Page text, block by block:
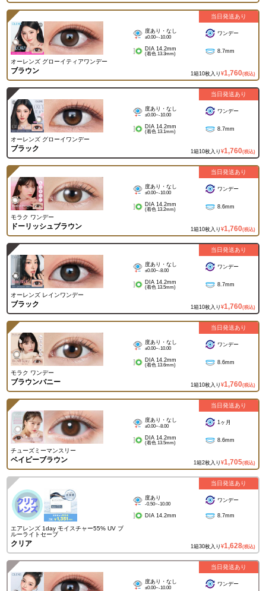
オーレンズ グローイティアワンデー
ブラウン
度あり・なし
±0.00~-10.00
ワンデー
DIA 14.2mm
(着色 13.3mm) 8.7mm
1箱10枚入り ¥1,760(税込)
当日発送あり
オーレンズ グローイワンデー
ブラック
度あり・なし
±0.00~-10.00
ワンデー
DIA 14.2mm
(着色 13.1mm) 8.7mm
1箱10枚入り ¥1,760(税込)
当日発送あり
モラク ワンデー
ドーリッシュブラウン
度あり・なし
±0.00~-10.00
ワンデー
DIA 14.2mm
(着色 13.2mm) 8.6mm
1箱10枚入り ¥1,760(税込)
当日発送あり
オーレンズ レインワンデー
ブラック
度あり・なし
±0.00~-8.00
ワンデー
DIA 14.2mm
(着色 13.5mm) 8.7mm
1箱10枚入り ¥1,760(税込)
当日発送あり
モラク ワンデー
ブラウンバニー
度あり・なし
±0.00~-10.00
ワンデー
DIA 14.2mm
(着色 13.6mm) 8.6mm
1箱10枚入り ¥1,760(税込)
当日発送あり
チューズミーマンスリー
ベイビーブラウン
度あり・なし
±0.00~-8.00
1ヶ月
DIA 14.2mm
(着色 13.5mm) 8.6mm
1箱2枚入り ¥1,705(税込)
当日発送あり
エアレンズ 1day モイスチャー55% UV ブ
ルーライトセーブ
クリア
度あり
-0.50~-10.00
ワンデー
DIA 14.2mm 8.7mm
1箱30枚入り ¥1,628(税込)
当日発送あり
度あり・なし
±0.00~-10.00
ワンデー
当日発送あり